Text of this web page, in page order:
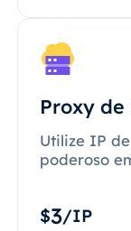
Proxy
Utilize IP
poderoso
$3/IP